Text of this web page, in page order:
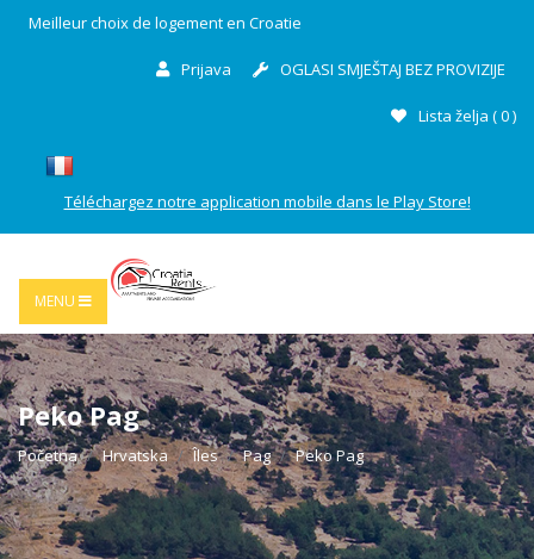
Meilleur choix de logement en Croatie
Prijava OGLASI SMJEŠTAJ BEZ PROVIZIJE
Lista želja (0)
Téléchargez notre application mobile dans le Play Store!
MENU
Peko Pag
Početna Hrvatska Îles Pag Peko Pag